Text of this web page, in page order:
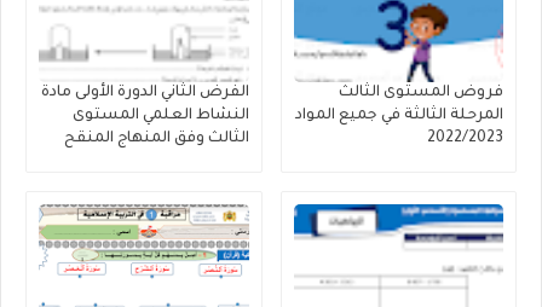
فروض المستوى الثالث
المرحلة الثالثة في جميع المواد
2022/2023
الفرض الثاني الدورة الأولى مادة
النشاط العلمي المستوى
الثالث وفق المنهاج المنقح